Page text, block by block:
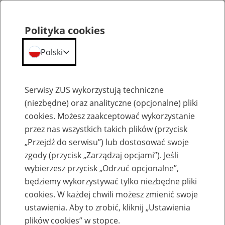
Emerytury
Baza zlikwidowanych lub
przekształconych zakładów pracy
Polityka cookies
Polski
Serwisy ZUS wykorzystują techniczne
(niezbędne) oraz analityczne (opcjonalne) pliki
cookies. Możesz zaakceptować wykorzystanie
przez nas wszystkich takich plików (przycisk
„Przejdź do serwisu”) lub dostosować swoje
zgody (przycisk „Zarządzaj opcjami”). Jeśli
wybierzesz przycisk „Odrzuć opcjonalne”,
będziemy wykorzystywać tylko niezbędne pliki
cookies. W każdej chwili możesz zmienić swoje
ustawienia. Aby to zrobić, kliknij „Ustawienia
plików cookies” w stopce.